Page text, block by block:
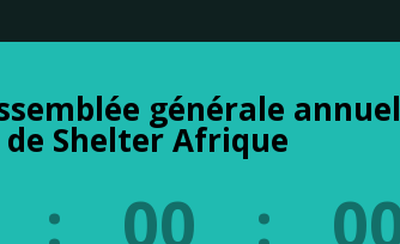
générale
Shelter Afrique
: 00 :